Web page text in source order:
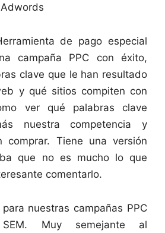
de pago especial
campaña PPC con éxito,
clave que le han resultado
y qué sitios compiten con
ver qué palabras clave
nuestra competencia y
comprar. Tiene una versión
que no es mucho lo que
comentarlo.
para nuestras campañas PPC
Muy semejante al